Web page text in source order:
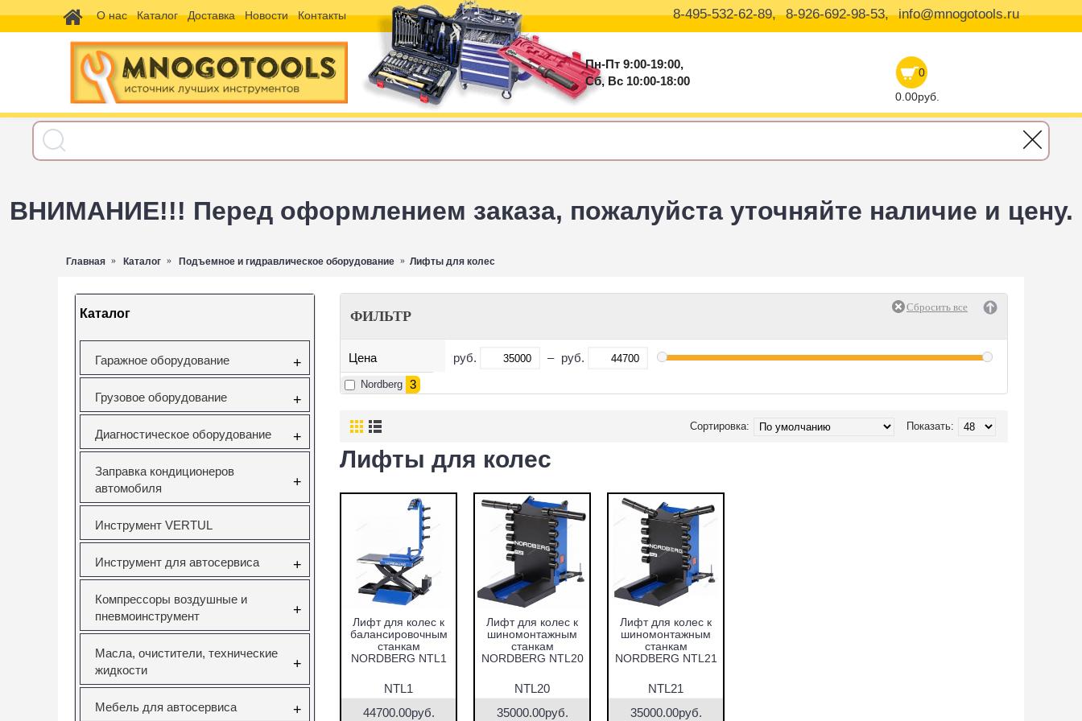
О нас Каталог Доставка Новости Контакты 8-495-532-62-89, 8-926-692-98-53, info@mnogotools.ru
Пн-Пт 9:00-19:00,
Сб, Вс 10:00-18:00
0
0.00руб.
ВНИМАНИЕ!!! Перед оформлением заказа, пожалуйста уточняйте наличие и цену.
Главная Каталог Подъемное и гидравлическое оборудование Лифты для колес
Каталог
Гаражное оборудование +
Грузовое оборудование +
Диагностическое оборудование +
Заправка кондиционеров
автомобиля
+
Инструмент VERTUL
Инструмент для автосервиса +
Компрессоры воздушные и
пневмоинструмент
+
Масла, очистители, технические
жидкости
+
Мебель для автосервиса +
ФИЛЬТР
Цена руб. – руб.
Nordberg 3
Показать:
Сортировка:
Лифты для колес
Лифт для колес к
балансировочным
станкам
NORDBERG NTL1
NTL1
44700.00руб.
Лифт для колес к
шиномонтажным
станкам
NORDBERG NTL20
NTL20
35000.00руб.
Лифт для колес к
шиномонтажным
станкам
NORDBERG NTL21
NTL21
35000.00руб.